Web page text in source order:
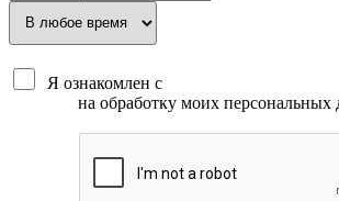
Я ознакомлен с
на обработку моих персональных